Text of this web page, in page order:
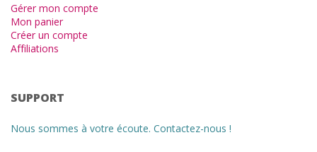
Gérer mon compte
Mon panier
Créer un compte
Affiliations
SUPPORT
Nous sommes à votre écoute. Contactez-nous !